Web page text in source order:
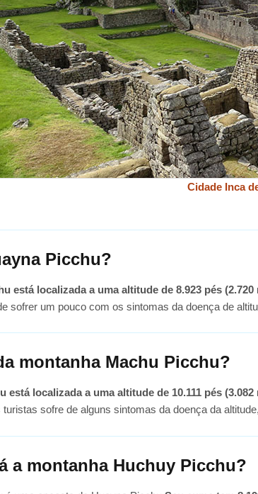
Cidade Inca
Picchu?
está localizada a uma altitude de 8.923 pés
sofrer um pouco com os sintomas da doença de
montanha Machu Picchu?
está localizada a uma altitude de 10.111 pés
sofre de alguns sintomas da doença da
a montanha Huchuy Picchu?